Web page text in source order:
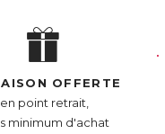
OFFERTE
en point retrait,
minimum d'achat